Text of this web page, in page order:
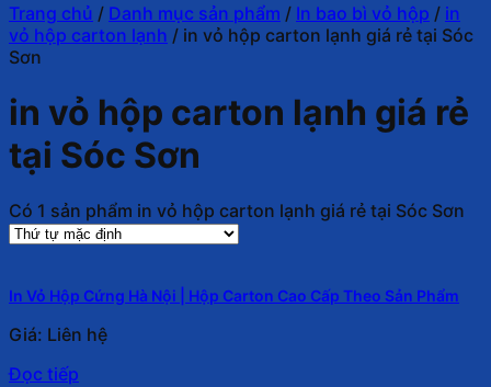
Trang chủ / Danh mục sản phẩm / In bao bì vỏ hộp / in
vỏ hộp carton lạnh / in vỏ hộp carton lạnh giá rẻ tại Sóc
Sơn
in vỏ hộp carton lạnh giá rẻ
tại Sóc Sơn
Có 1 sản phẩm in vỏ hộp carton lạnh giá rẻ tại Sóc Sơn
In Vỏ Hộp Cứng Hà Nội | Hộp Carton Cao Cấp Theo Sản Phẩm
Giá: Liên hệ
Đọc tiếp